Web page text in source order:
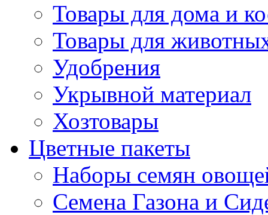
Товары для дома и
Товары для
Удобрения
Укрывной материал
Хозтовары
Цветные пакеты
Наборы семян
Семена Газона и